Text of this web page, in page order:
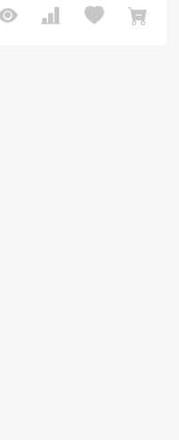
Filtro - Serie Nano-
Klear